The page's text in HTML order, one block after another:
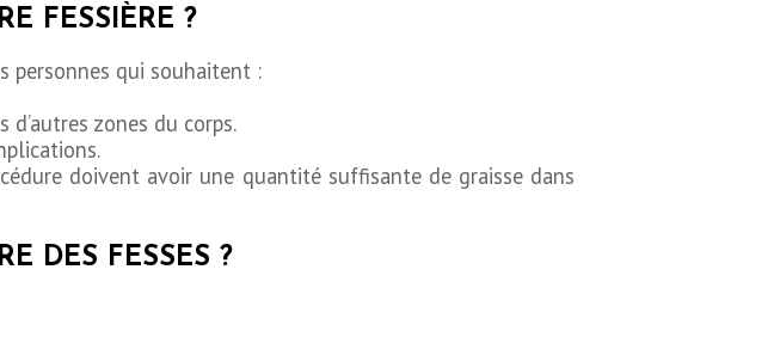
FESSIÈRE ?
personnes qui souhaitent :
zones du corps.
doivent avoir une quantité suffisante de graisse dans
DES FESSES ?